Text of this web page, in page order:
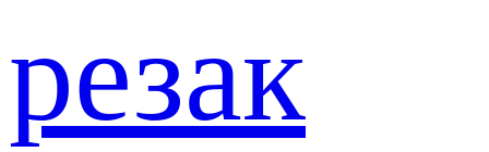
резак